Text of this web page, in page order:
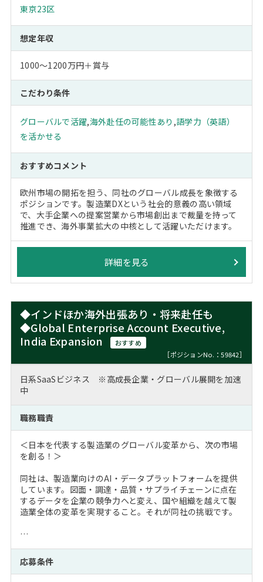
東京23区
想定年収
1000～1200万円＋賞与
こだわり条件
グローバルで活躍,海外赴任の可能性あり ,語学力（英語）
を活かせる
おすすめコメント
欧州市場の開拓を担う、同社のグローバル成長を象徴する
ポジションです。製造業DXという社会的意義の高い領域
で、大手企業への提案営業から市場創出まで裁量を持って
推進でき、海外事業拡大の中核として活躍いただけます。
詳細を見る
◆インドほか海外出張あり・将来赴任も
◆Global Enterprise Account Executive,
India Expansion
おすすめ
［ポジションNo.：59842］
日系SaaSビジネス ※高成長企業・グローバル展開を加速
中
職務職責
＜日本を代表する製造業のグローバル変革から、次の市場
を創る！＞
同社は、製造業向けのAI・データプラットフォームを提供
しています。図面・調達・品質・サプライチェーンに点在
するデータを企業の競争力へと変え、国や組織を越えて製
造業全体の変革を実現すること。それが同社の挑戦です。
…
応募条件